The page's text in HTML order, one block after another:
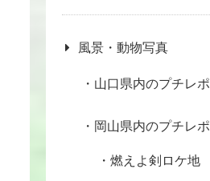
風景・動物写真
山口県内のプチレポ
岡山県内のプチレポ
燃えよ剣ロケ地